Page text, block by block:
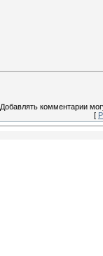
Добавлять комментарии
[